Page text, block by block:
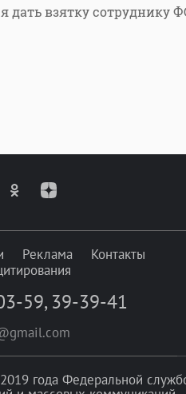
дать взятку сотруднику
Реклама
Контакты
59, 39-39-41
года Федеральной